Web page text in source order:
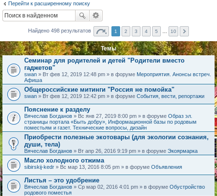
Перейти к расширенному поиску
Найдено 498 результатов 1 2 3 4 5 10
Темы
Семинар для родителей и детей "Родители вместо
гаджетов"
swan » Вт фев 12, 2019 12:48 pm » в форуме Мероприятия. Анонсы встреч.
Афиша
Общероссийские митинги "Россия не помойка"
swan » Вт фев 12, 2019 12:42 pm » в форуме События, вести, репортажи
Пояснение к разделу
Вячеслав Богданов » Вс янв 27, 2019 8:00 pm » в форуме Образ эл.
страницы портала «Быть добру», Информационной базы по родовым
поместьям и газет. Технические вопросы, дизайн
Приобрести полезные экотовары (для экологии сознания,
души, тела)
Вячеслав Богданов » Вт апр 26, 2016 9:19 pm » в форуме Экоярмарка
Масло холодного отжима
sibirskij-kedr » Вс мар 13, 2016 8:05 pm » в форуме Объявления
Листья – это удобрение
Вячеслав Богданов » Ср мар 02, 2016 4:01 pm » в форуме Обустройство
родового поместья